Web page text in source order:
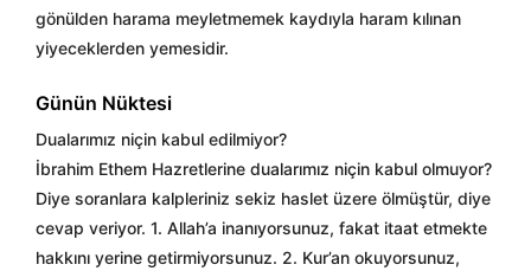
gönülden harama meyletmemek kaydıyla haram kılınan
yiyeceklerden yemesidir.
Günün Nüktesi
Dualarımız niçin kabul edilmiyor?
İbrahim Ethem Hazretlerine dualarımız niçin kabul olmuyor?
Diye soranlara kalpleriniz sekiz haslet üzere ölmüştür, diye
cevap veriyor. 1. Allah’a inanıyorsunuz, fakat itaat etmekte
hakkını yerine getirmiyorsunuz. 2. Kur’an okuyorsunuz,